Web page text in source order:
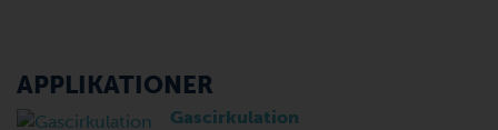
APPLIKATIONER
Gascirkulation